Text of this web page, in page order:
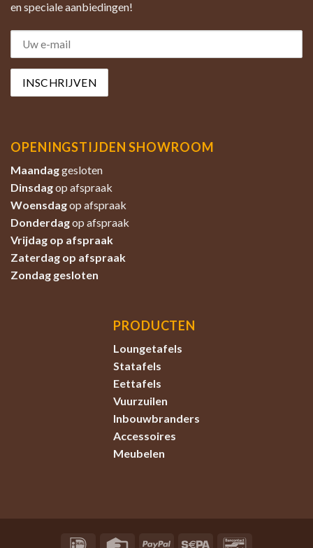
en speciale aanbiedingen!
OPENINGSTIJDEN SHOWROOM
Maandaggesloten
Dinsdagop afspraak
Woensdagop afspraak
Donderdagop afspraak
Vrijdag op afspraak
Zaterdag op afspraak
Zondag gesloten
PRODUCTEN
Loungetafels
Statafels
Eettafels
Vuurzuilen
Inbouwbranders
Accessoires
Meubelen